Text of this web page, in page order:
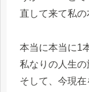
直して来て私の
本当に本当に1
私なりの人生の
そして、今現